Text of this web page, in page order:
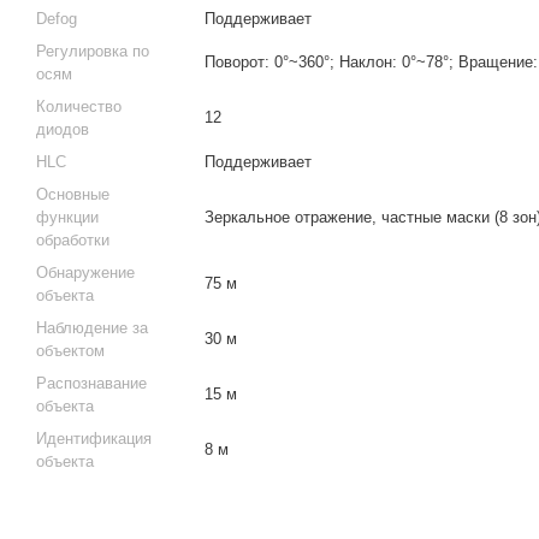
Defog
Поддерживает
Регулировка по
осям
Поворот: 0°~360°; Наклон: 0°~78°; Вращение:
Количество
диодов
12
HLC
Поддерживает
Основные
функции
обработки
Зеркальное отражение, частные маски (8
Обнаружение
объекта
75 м
Наблюдение за
объектом
30 м
Распознавание
объекта
15 м
Идентификация
объекта
8 м